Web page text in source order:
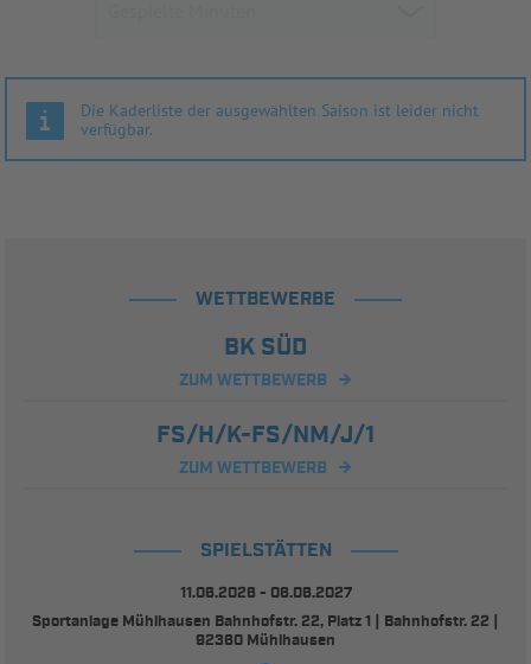
Die Kaderliste der ausgewählten Saison ist leider nicht
verfügbar.
WETTBEWERBE
BK SÜD
ZUM WETTBEWERB
FS/H/K-FS/NM/J/1
ZUM WETTBEWERB
SPIELSTÄTTEN
11.06.2026 - 06.06.2027
Sportanlage Mühlhausen Bahnhofstr. 22, Platz 1 | Bahnhofstr. 22 |
92360 Mühlhausen